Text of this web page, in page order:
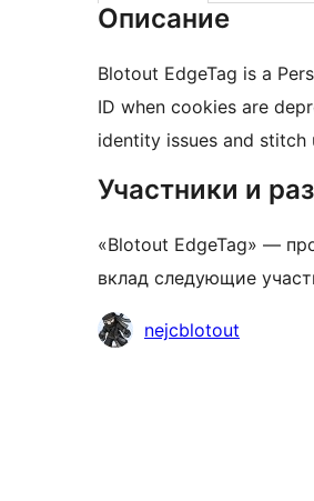
Описание
Blotout EdgeTag is a
ID when cookies are
identity issues and stitch
Участники и
«Blotout EdgeTag» —
вклад следующие
Участникиnejcblotout